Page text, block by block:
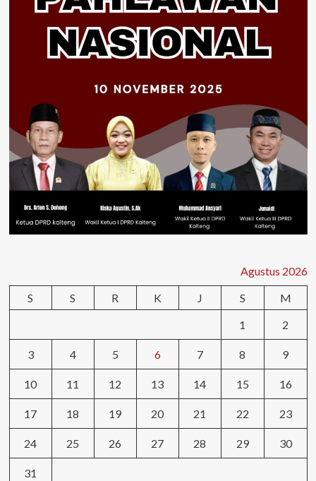
Agustus 2026
S
S R K J S
M
1
2
3 4 5 6 7 8 9
10 11 12 13 14 15 16
17 18 19 20 21 22 23
24 25 26 27 28 29 30
31